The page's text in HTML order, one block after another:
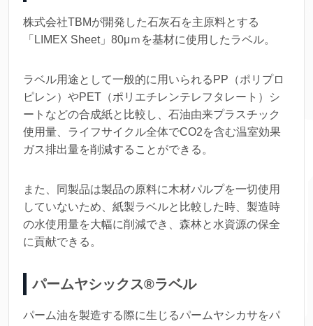
株式会社TBMが開発した石灰石を主原料とする
「LIMEX Sheet」80μｍを基材に使用したラベル。
ラベル用途として一般的に用いられるPP（ポリプロ
ピレン）やPET（ポリエチレンテレフタレート）シ
ートなどの合成紙と比較し、石油由来プラスチック
使用量、ライフサイクル全体でCO2を含む温室効果
ガス排出量を削減することができる。
また、同製品は製品の原料に木材パルプを一切使用
していないため、紙製ラベルと比較した時、製造時
の水使用量を大幅に削減でき、森林と水資源の保全
に貢献できる。
パームヤシックス®ラベル
パーム油を製造する際に生じるパームヤシカサをパ